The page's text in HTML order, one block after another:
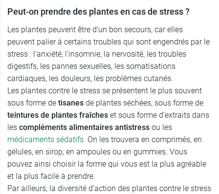
Peut-on prendre des plantes en cas de stress ?
Les plantes peuvent être d’un bon secours, car elles
peuvent palier à certains troubles qui sont engendrés par le
stress : l’anxiété, l’insomnie, la nervosité, les troubles
digestifs, les pannes sexuelles, les somatisations
cardiaques, les douleurs, les problèmes cutanés.
Les plantes contre le stress se présentent le plus souvent
sous forme de tisanes de plantes séchées, sous forme de
teintures de plantes fraîches et sous forme d’extraits dans
les compléments alimentaires antistress ou les
médicaments sédatifs. On les trouvera en comprimés, en
gélules, en sirop, en ampoules ou en gummies. Vous
pouvez ainsi choisir la forme qui vous est la plus agréable
et la plus facile à prendre.
Par ailleurs, la diversité d’action des plantes contre le stress